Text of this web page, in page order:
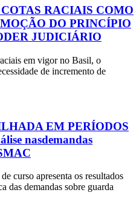
RACIAIS COMO
DO PRINCÍPIO
JUDICIÁRIO
em vigor no Basil, o
de incremento de
EM PERÍODOS
nasdemandas
curso apresenta os resultados
das demandas sobre guarda